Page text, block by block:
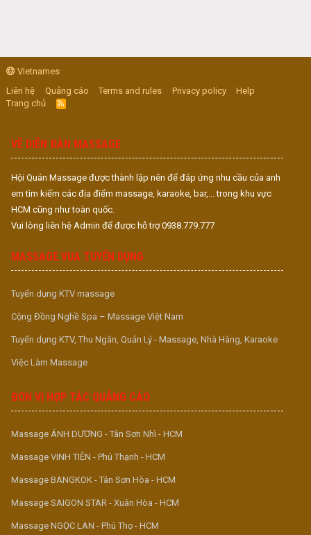
Vietnames
Liên hệ
Quảng cáo Terms and rules Privacy policy
Help
Trang chủ
R
S
VỀ DIỄN ĐÀN MASSAGE
Hội Quán Massage được thành lập nên để đáp ứng nhu cầu của anh
em tìm kiếm các địa điểm massage, karaoke, bar,... trong khu vực
HCM cũng như toàn quốc.
Vui lòng liên hệ Admin để được hỗ trợ 0938.779.777
MASSAGE VUA TUYỂN DỤNG
Tuyển dụng KTV massage
Cộng Đồng Nghề Spa – Massage Việt Nam
Tuyển dụng KTV, Thu Ngân, Quản Lý - Massage, Nhà Hàng, Karaoke
Việc Làm Massage
ĐƠN VỊ HỢP TÁC QUẢNG CÁO
Massage ÁNH DƯƠNG - Tân Sơn Nhì - HCM
Massage VINH TIÊN - Phú Thạnh - HCM
Massage BANGKOK - Tân Sơn Hòa - HCM
Massage SAIGON STAR - Xuân Hòa - HCM
Massage NGỌC LAN - Phú Thọ - HCM